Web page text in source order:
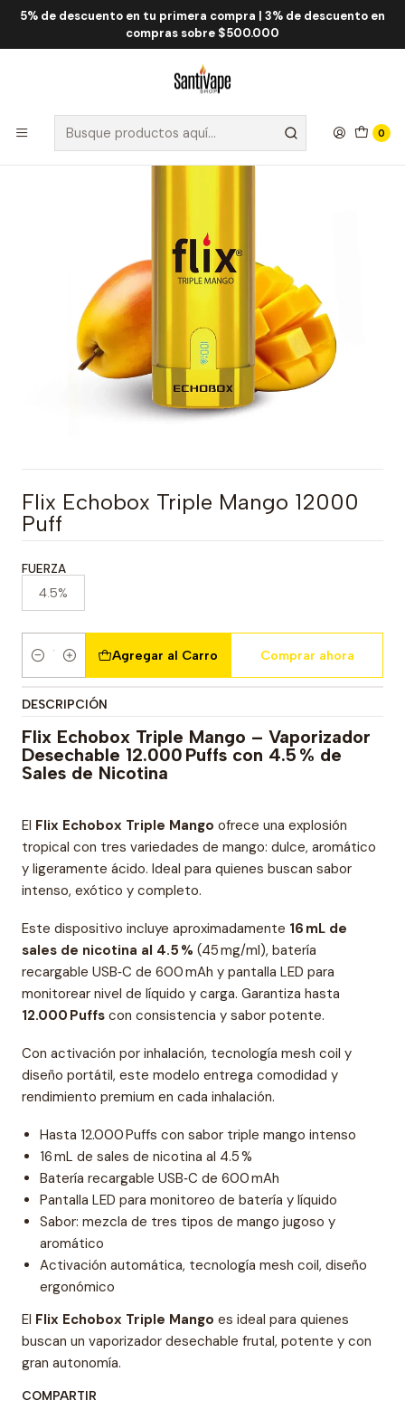
5% de descuento en tu primera compra | 3% de descuento en
compras sobre $500.000
0
Inicio Flix Flix Echobox 12.000 Puff
Flix Echobox Triple Mango 12000 Puff
Flix Echobox Triple Mango 12000
Puff
FUERZA
4.5%
Cantidad
Agregar al Carro Comprar ahora
DESCRIPCIÓN
Flix Echobox Triple Mango – Vaporizador
Desechable 12.000 Puffs con 4.5 % de
Sales de Nicotina
El Flix Echobox Triple Mango ofrece una explosión
tropical con tres variedades de mango: dulce, aromático
y ligeramente ácido. Ideal para quienes buscan sabor
intenso, exótico y completo.
Este dispositivo incluye aproximadamente 16 mL de
sales de nicotina al 4.5 % (45 mg/ml), batería
recargable USB‑C de 600 mAh y pantalla LED para
monitorear nivel de líquido y carga. Garantiza hasta
12.000 Puffs con consistencia y sabor potente.
Con activación por inhalación, tecnología mesh coil y
diseño portátil, este modelo entrega comodidad y
rendimiento premium en cada inhalación.
Hasta 12.000 Puffs con sabor triple mango intenso
16 mL de sales de nicotina al 4.5 %
Batería recargable USB‑C de 600 mAh
Pantalla LED para monitoreo de batería y líquido
Sabor: mezcla de tres tipos de mango jugoso y
aromático
Activación automática, tecnología mesh coil, diseño
ergonómico
El Flix Echobox Triple Mango es ideal para quienes
buscan un vaporizador desechable frutal, potente y con
gran autonomía.
COMPARTIR